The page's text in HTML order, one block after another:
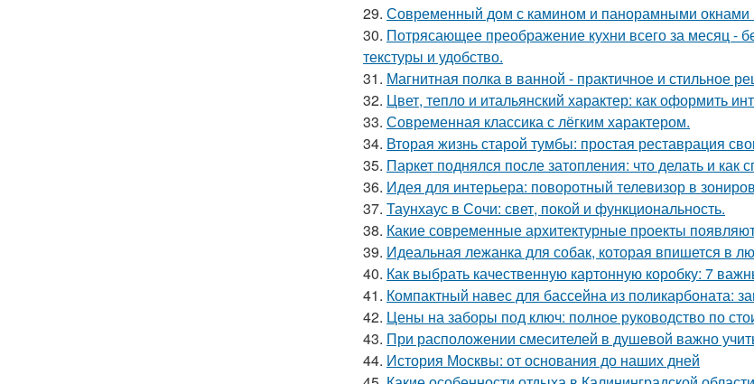
29. Современный дом с камином и панорамными окнами
30. Потрясающее преображение кухни всего за месяц -
текстуры и удобство.
31. Магнитная полка в ванной - практичное и стильное
32. Цвет, тепло и итальянский характер: как оформить
33. Современная классика с лёгким характером.
34. Вторая жизнь старой тумбы: простая реставрация
35. Паркет поднялся после затопления: что делать и как
36. Идея для интерьера: поворотный телевизор в
37. Таунхаус в Сочи: свет, покой и функциональность.
38. Какие современные архитектурные проекты
39. Идеальная лежанка для собак, которая впишется в
40. Как выбрать качественную картонную коробку: 7
41. Компактный навес для бассейна из поликарбоната:
42. Цены на заборы под ключ: полное руководство по
43. При расположении смесителей в душевой важно
44. История Москвы: от основания до наших дней